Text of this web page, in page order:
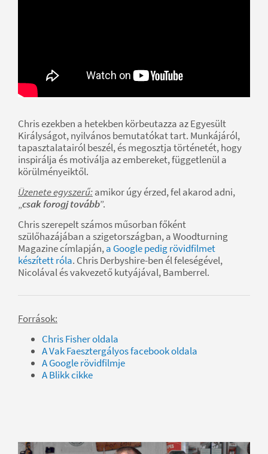
Chris ezekben a hetekben körbeutazza az Egyesült
Királyságot, nyilvános bemutatókat tart. Munkájáról,
tapasztalatairól beszél, és megosztja történetét, hogy
inspirálja és motiválja az embereket, függetlenül a
körülményeiktől.
Üzenete egyszerű:amikor úgy érzed, fel akarod adni,
„csak forogj tovább”.
Chris szerepelt számos műsorban főként
szülőhazájában a szigetországban, a Woodturning
Magazine címlapján,a Google pedig rövidfilmet
készített róla. Chris Derbyshire-ben él feleségével,
Nicolával és vakvezető kutyájával, Bamberrel.
Források:
Chris Fisher oldala
A Vak Faesztergályos facebook oldala
A Google rövidfilmje
A Blikk cikke